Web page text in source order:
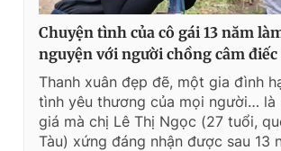
Chuyện tình của cô gái 13 năm
nguyện với người chồng câm điếc
Thanh xuân đẹp đẽ, một gia đình
tình yêu thương của mọi người… là
giá mà chị Lê Thị Ngọc (27 tuổi,
Tàu) xứng đáng nhận được sau 13